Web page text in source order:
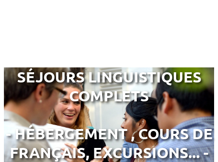
SÉJOURS LINGUISTIQUES
COMPLETS
- HÉBERGEMENT , COURS DE
FRANÇAIS, EXCURSIONS... -